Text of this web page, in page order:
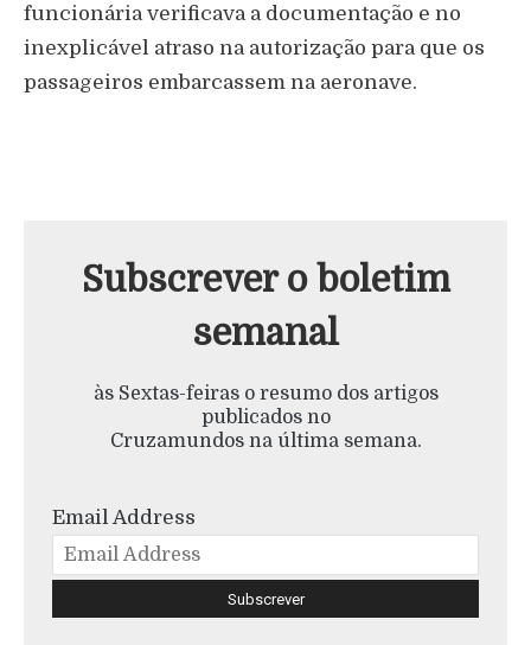
funcionária verificava a documentação e no
inexplicável atraso na autorização para que os
passageiros embarcassem na aeronave.
Subscrever o boletim
semanal
às Sextas-feiras o resumo dos artigos
publicados no
Cruzamundos na última semana.
Email Address